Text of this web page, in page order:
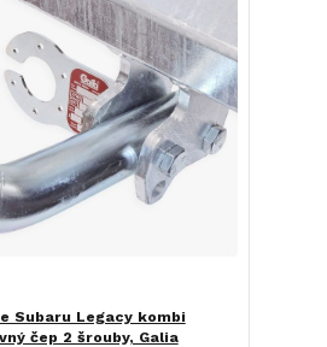
Subaru Legacy kombi
čep 2 šrouby, Galia